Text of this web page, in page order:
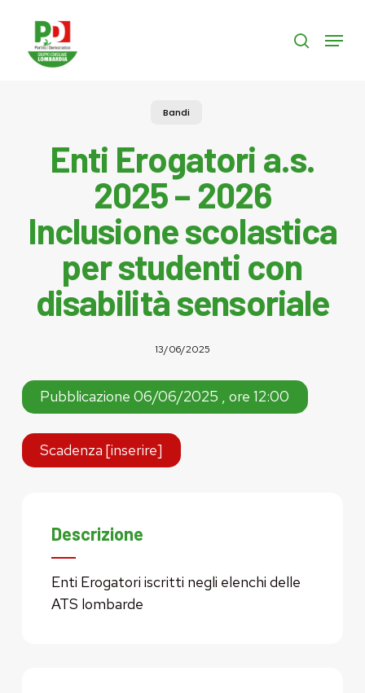
content
search
Menu
Bandi
Enti Erogatori a.s.
2025 – 2026
Inclusione scolastica
per studenti con
disabilità sensoriale
13/06/2025
Pubblicazione 06/06/2025 , ore 12:00
Scadenza [inserire]
Descrizione
Enti Erogatori iscritti negli elenchi delle
ATS lombarde